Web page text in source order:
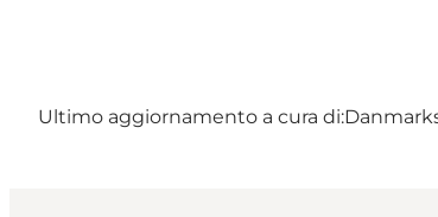
Ultimo aggiornamento a cura di: